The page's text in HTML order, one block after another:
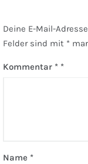
Deine E-Mail-
Felder sind mit *
Kommentar *
Name *